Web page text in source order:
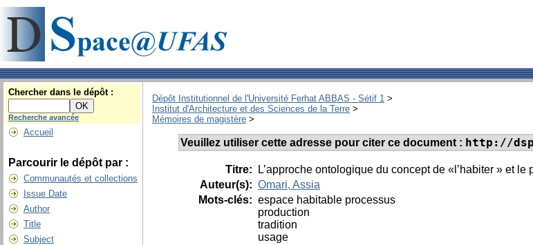
Chercher dans le dépôt :
Recherche avancée
Accueil
Parcourir le dépôt par :
Communautés et collections
Issue Date
Author
Title
Subject
Dépôt Institutionnel de l'Université Ferhat ABBAS - Sétif 1 >
Institut d'Architecture et des Sciences de la Terre >
Mémoires de magistère >
Veuillez utiliser cette adresse pour citer ce document : http://
Titre:
L’approche ontologique du concept de «l’habiter » et
Auteur(s): Omari, Assia
Mots-clés: espace habitable processus
production
tradition
usage